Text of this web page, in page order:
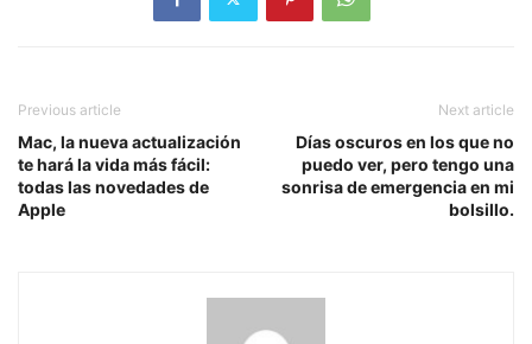
Previous article
Mac, la nueva actualización
te hará la vida más fácil:
todas las novedades de
Apple
Next article
Días oscuros en los que no
puedo ver, pero tengo una
sonrisa de emergencia en mi
bolsillo.